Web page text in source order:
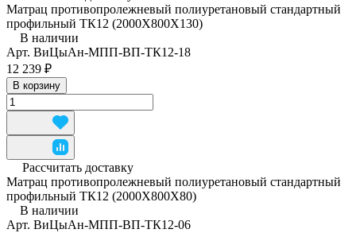
Матрац противопролежневый полиуретановый стандартный
профильный ТК12 (2000Х800Х130)
В наличии
Арт. ВиЦыАн-МПП-ВП-ТК12-18
12 239 ₽
В корзину
Рассчитать доставку
Матрац противопролежневый полиуретановый стандартный
профильный ТК12 (2000Х800Х80)
В наличии
Арт. ВиЦыАн-МПП-ВП-ТК12-06